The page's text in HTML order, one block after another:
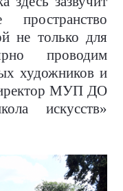
пространство
не только для
проводим
художников и
МУП ДО
искусств»